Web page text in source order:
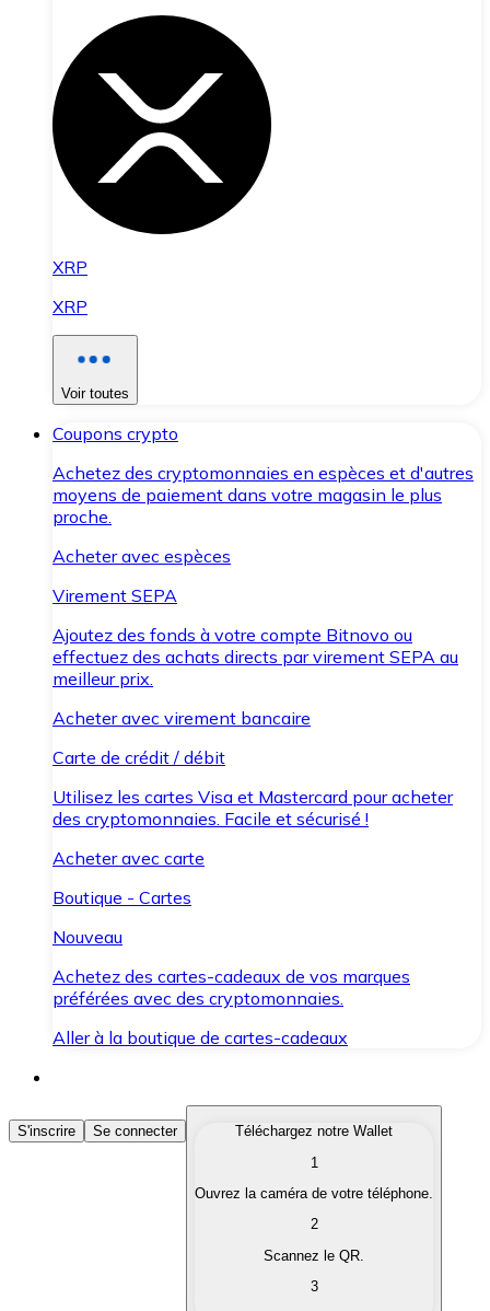
XRP
XRP
Voir toutes
Coupons crypto
Achetez des cryptomonnaies en espèces et d'autres
moyens de paiement dans votre magasin le plus
proche.
Acheter avec espèces
Virement SEPA
Ajoutez des fonds à votre compte Bitnovo ou
effectuez des achats directs par virement SEPA au
meilleur prix.
Acheter avec virement bancaire
Carte de crédit / débit
Utilisez les cartes Visa et Mastercard pour acheter
des cryptomonnaies. Facile et sécurisé !
Acheter avec carte
Boutique - Cartes
Nouveau
Achetez des cartes-cadeaux de vos marques
préférées avec des cryptomonnaies.
Aller à la boutique de cartes-cadeaux
Acheter des Cryptomonnaies
Achetez les cryptomonnaies qui vous intéressent
Convertissez vos cryptomonnaies en monnaie
S'inscrire Se connecter
Téléchargez notre Wallet
1
Ouvrez la caméra de votre téléphone.
2
Scannez le QR.
3